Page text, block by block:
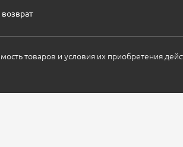
возврат
товаров и условия их приобретения